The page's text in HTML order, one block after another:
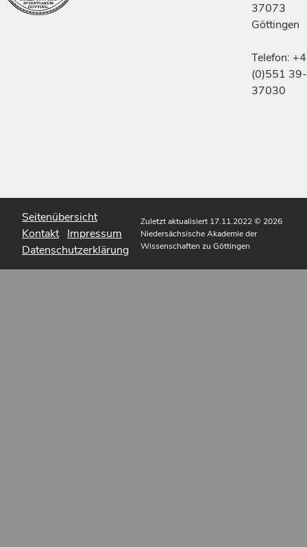
37073
Göttingen
Telefon:
(0)551 39-
37030
Seitenübersicht
Kontakt Impressum
Datenschutzerklärung
Zuletzt aktualisiert 17.11.2022© 2026
Niedersächsische Akademie der
Wissenschaften zu Göttingen